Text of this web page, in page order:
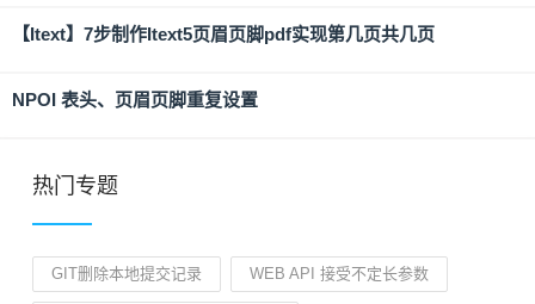
【Itext】7步制作Itext5页眉页脚pdf实现第几页共几页
NPOI 表头、页眉页脚重复设置
热门专题
GIT删除本地提交记录 WEB API 接受不定长参数